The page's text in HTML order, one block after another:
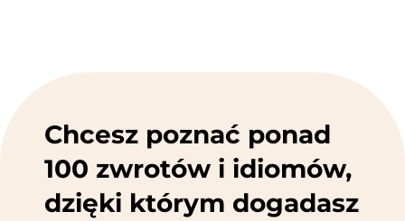
Chcesz poznać ponad
100 zwrotów i idiomów,
dzięki którym dogadasz